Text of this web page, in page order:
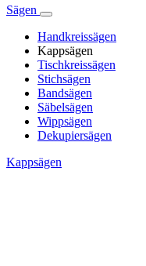
Sägen
Handkreissägen
Kappsägen
Tischkreissägen
Stichsägen
Bandsägen
Säbelsägen
Wippsägen
Dekupiersägen
Kappsägen